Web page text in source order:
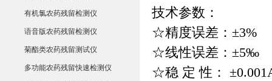
有机氯农药残留检测仪
语音版农药残留检测仪
菊酯类农药残留测试仪
多功能农药残留快速检测仪
技术参数：
☆精度误差：±3%
☆线性误差：±5‰
☆稳 定 性：